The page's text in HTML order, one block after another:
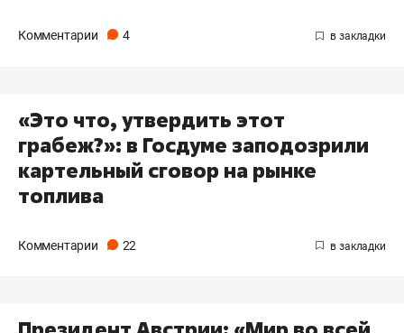
Комментарии 4
«Это что, утвердить этот
грабеж?»: в Госдуме заподозрили
картельный сговор на рынке
топлива
Комментарии 22